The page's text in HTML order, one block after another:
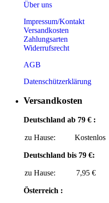
Über uns
Impressum/Kontakt
Versandkosten
Zahlungsarten
Widerrufsrecht
AGB
Datenschützerklärung
Versandkosten
Deutschland ab 79 € :
zu Hause: Kostenlos
Deutschland bis 79 €:
zu Hause: 7,95 €
Österreich :